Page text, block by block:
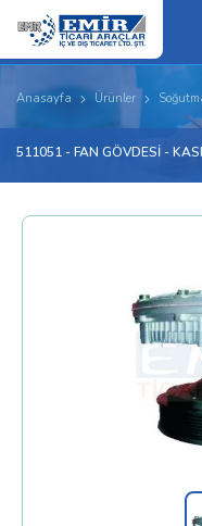
Anasayfa Ürünler
511051 - FAN GÖVDESİ -